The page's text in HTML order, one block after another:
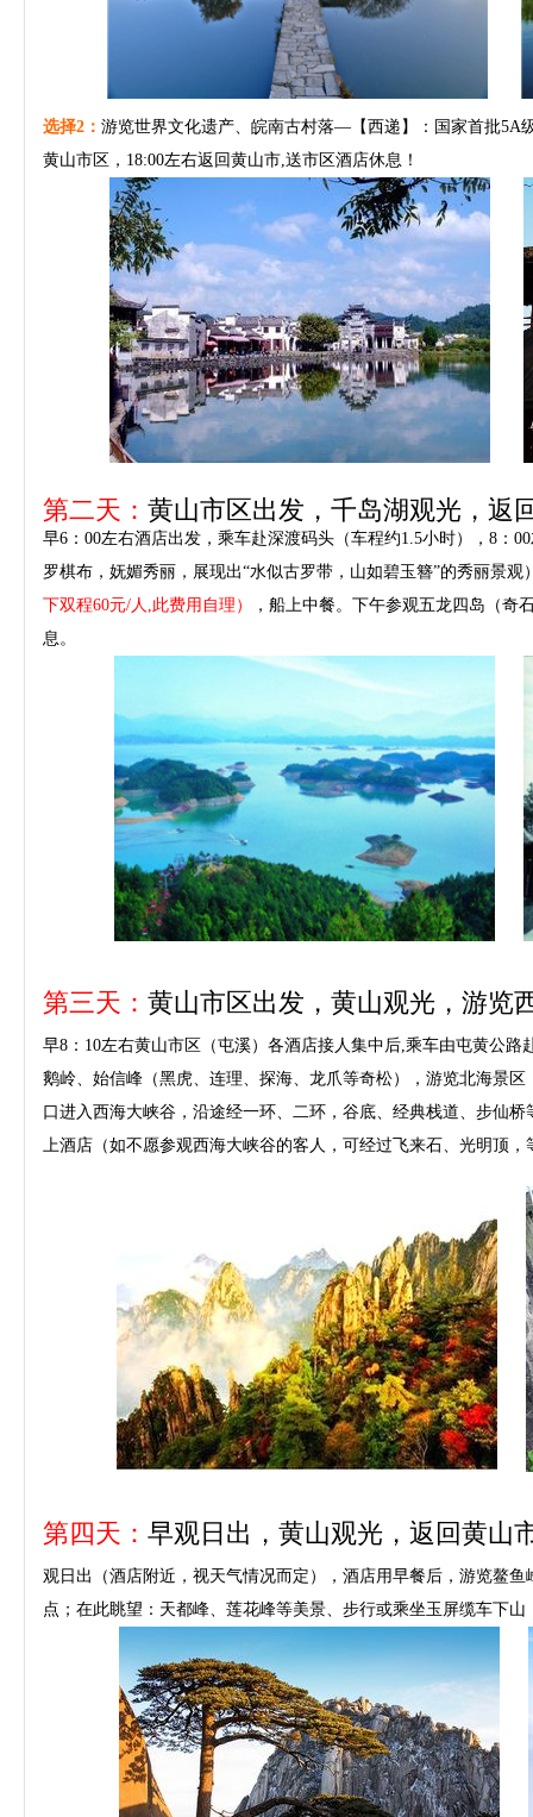
选择2： 游览世界文化遗产、皖南古村落—【西递】：国家首批5A
黄山市区，18:00左右返回黄山市,送市区酒店休息！
第二天： 黄山市区出发，千岛湖观光，返
早6：00左右酒店出发，乘车赴深渡码头（车程约1.5小时），8：
罗棋布，妩媚秀丽，展现出“水似古罗带，山如碧玉簪”的秀丽景
下双程60元/人,此费用自理）
，船上中餐。下午参观五龙四岛（奇
息。
第三天： 黄山市区出发，黄山观光，游览
早8：10左右黄山市区（屯溪）各酒店接人集中后,乘车由屯黄公
鹅岭、始信峰（黑虎、连理、探海、龙爪等奇松），游览北海景
口进入西海大峡谷，沿途经一环、二环，谷底、经典栈道、步仙
上酒店（如不愿参观西海大峡谷的客人，可经过飞来石、光明顶
第四天： 早观日出，黄山观光，返回黄山
观日出（酒店附近，视天气情况而定），酒店用早餐后，游览鳌
点；在此眺望：天都峰、莲花峰等美景、步行或乘坐玉屏缆车下